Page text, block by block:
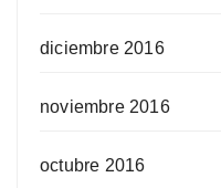
diciembre 2016
noviembre 2016
octubre 2016